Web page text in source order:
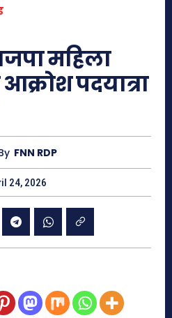
महिला
पदयात्रा
FNN RDP
24, 2026